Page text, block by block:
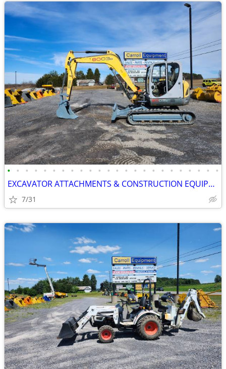
• • • • • • • • • • • • • • • • • • • • • • • •
EXCAVATOR ATTACHMENTS & CONSTRUCTION EQUIPMENT ON SALE!!!
7/31